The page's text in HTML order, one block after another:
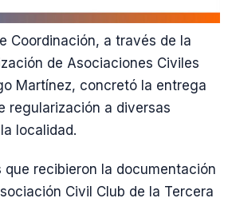
Coordinación, a través de la
de Asociaciones Civiles
Martínez, concretó la entrega
regularización a diversas
localidad.
que recibieron la documentación
Civil Club de la Tercera